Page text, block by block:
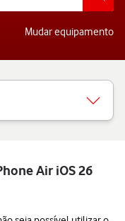
Mudar equipamento
Air iOS 26